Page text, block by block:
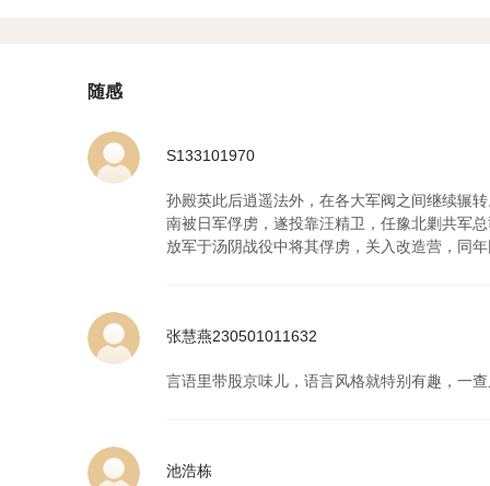
随感
S133101970
孙殿英此后逍遥法外，在各大军阀之间继续辗
南被日军俘虏，遂投靠汪精卫，任豫北剿共军
放军于汤阴战役中将其俘虏，关入改造营，同
张慧燕230501011632
言语里带股京味儿，语言风格就特别有趣，一
池浩栋